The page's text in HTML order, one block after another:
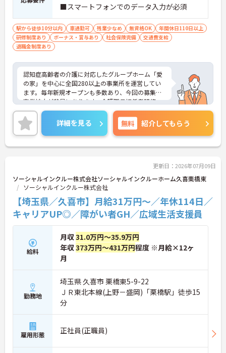
しやすく、初任者研修や実務者研修からでも着実に
専門性を高められます
＜残業月7時間以下で身体の負担を軽減！＞
・常勤で働くスタッフの比率が90パーセント以上と
高く、急なシフト変更や無理な長時間勤務が発生し
・訪問スケジュールに沿って施設内でのケアを行う
ため、月平均の残業時間は5時間から7時間程度とか
なり少なめに抑えられます
・夜勤明けの翌日は原則としてお休みとなるシフト
編成が組まれており、しっかりと休息を取りながら
長期的な就業が可能です
＜評価制度でキャリアアップ＞
・介護福祉士や初任者研修などの資格や実務経験、
夜勤回数がしっかりと給与に反映されるためモチベ
ーションを維持できます
職へ昇格する事例も多数あり、腰を据えて長期的な
■スマートフォンでのデータ入力が必須
駅から徒歩10分以内 車通勤可 残業少なめ 無資格OK
年間休日110日以上
研修制度あり
ボーナス・賞与あり 社会保険完備
交通費支給
退職金制度あり
認知症高齢者の介護に対応したグループホーム「愛
の家」を中心に全国280以上の事業所を運営してい
ます。毎年新規オープンも多数あり、今回の募集は
事業拡大が背景にあります。介護職員初任者研修、
介護支援専門員、タクティールケアなどの資格取得
のサポートあり！現場を最大限サポートするため
に、教育・研修・採用を専門とする部署や、コンプ
ライアンスを推進する部署があり、グループ企業を
含めた柔軟かつ強固なバックアップがあります。ご
細をお話しいたしますのでお気軽にご相談くださ
詳細を見る 無料 紹介してもらう
更新日：2026年07月09日
ソーシャルインクルー株式会社ソーシャルインクルーホーム久喜栗橋東
ソーシャルインクルー株式会社
【埼玉県／久喜市】月給31万円～／年休114日／
キャリアUP◎／障がい者GH／広域生活支援員
給料
月収31.0万円～35.9万円
年収373万円～431万円程度 ※月給×12ヶ
月
勤務地
埼玉県 久喜市 栗橋東5-9-22
ＪＲ東北本線(上野－盛岡)「栗橋駅」徒歩15
分
雇用形態 正社員(正職員)